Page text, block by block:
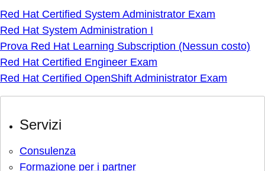
Red Hat Certified System Administrator Exam
Red Hat System Administration I
Prova Red Hat Learning Subscription (Nessun costo)
Red Hat Certified Engineer Exam
Red Hat Certified OpenShift Administrator Exam
Servizi
Consulenza
Formazione per i partner